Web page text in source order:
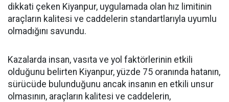
dikkati çeken Kiyanpur, uygulamada olan hız limitinin
araçların kalitesi ve caddelerin standartlarıyla uyumlu
olmadığını savundu.
Kazalarda insan, vasıta ve yol faktörlerinin etkili
olduğunu belirten Kiyanpur, yüzde 75 oranında hatanın,
sürücüde bulunduğunu ancak insanın en etkili unsur
olmasının, araçların kalitesi ve caddelerin,